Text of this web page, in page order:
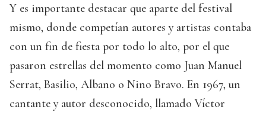
Y es importante destacar que aparte del festival
mismo, donde competían autores y artistas contaba
con un fin de fiesta por todo lo alto, por el que
pasaron estrellas del momento como Juan Manuel
Serrat, Basilio, Albano o Nino Bravo. En 1967, un
cantante y autor desconocido, llamado Víctor